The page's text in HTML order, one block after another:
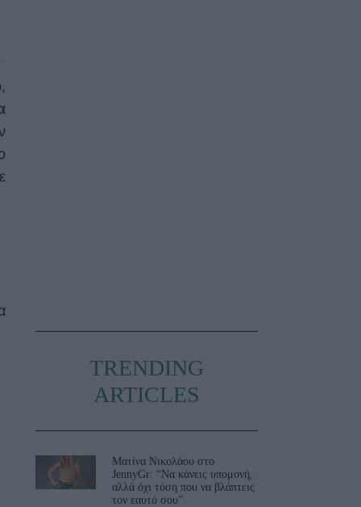
TRENDING
ARTICLES
Ματίνα Νικολάου στο
JennyGr: “Να κάνεις υπομονή,
αλλά όχι τόση που να βλάπτεις
τον εαυτό σου”